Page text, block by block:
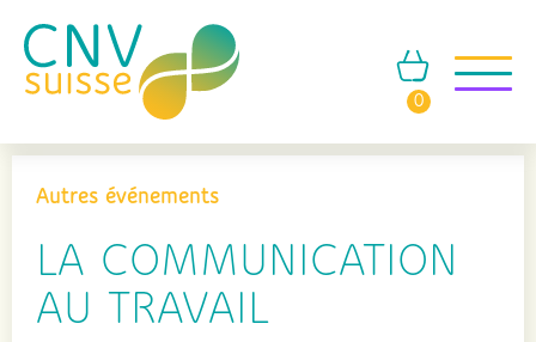
0
Autres événements
LA COMMUNICATION
AU TRAVAIL